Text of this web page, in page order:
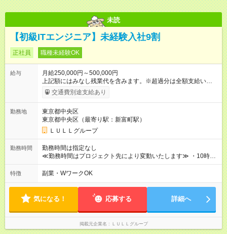
未読
【初級ITエンジニア】未経験入社9割
正社員 職種未経験OK
給与
月給250,000円～500,000円
上記額にはみなし残業代を含みます。※超過分は全額支給いたし
ます。 みなし残業代 21,675円／月 みなし残業時間 12時間／月 -
------------------------------------------------------- ≪経験者の方は以下と
万円～＋業績賞与＋交通費＋各種手当 ※固定残業代（30時間/6
万6，610円分）を含む。超過分は追加支給いたします 能力やス
キルを考慮し初任給を決定。経験者の方は前給考慮も可能で
す！ ◎昇給年1回（研修終了後） ◎賞与年2回（2月・8月）＋業
績賞与あり ◤スキルアップも、収入アップも。◢ 入社後の成長
や頑張りは、しっかり給与で還元しています。 実際にほぼ全員
上アップした社員も。 エンジニアへの還元率は業界高水準の
87％。 スキルを磨いた分だけ、収入アップも目指せる環境で
す！ 【試用期間】試用期間あり 試用期間の長さ：6ヶ月 ※ 雇用
形態と給与に、本採用時と異なる部分があります。 雇用形態：
中途採用（契約社員） 給与：月給 230,000円以上 上記額にはみ
なし残業代を含みます。※超過分は全額支給いたします。 みな
別途支給いたします ※研修期間中（最大12ヶ月間）も、試用期
交通費別途支給あり
勤務地
東京都中央区
東京都中央区（最寄り駅：新富町駅）
ＬＵＬＬグループ
勤務時間
勤務時間は指定なし
≪勤務時間はプロジェクト先により変動いたします≫ ・10時00
分～19時00分（休憩1時間） ・9時00分～18時00分（休憩1時
間） ＼平日夜も、ちゃんと「自分時間」がつくれます／ 残業は
やサウナなど、 趣味の時間を楽しむ社員も多くいます◎
特徴 副業・WワークOK
気になる！ 応募する 詳細へ
掲載元企業名 ＬＵＬＬグループ